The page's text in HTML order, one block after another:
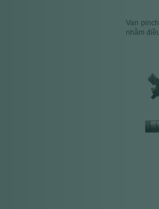
Van
nhằm